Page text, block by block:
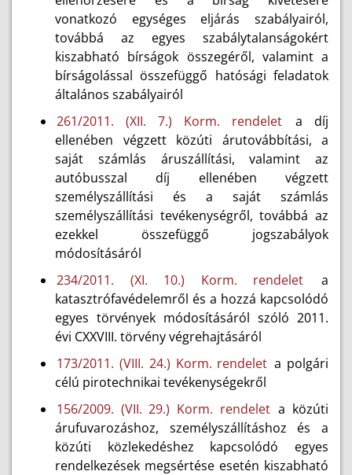
vonatkozó egységes eljárás szabályairól,
továbbá az egyes szabálytalanságokért
kiszabható bírságok összegéről, valamint a
bírságolással összefüggő hatósági feladatok
általános szabályairól
261/2011. (XII. 7.) Korm. rendelet a díj
ellenében végzett közúti árutovábbítási, a
saját számlás áruszállítási, valamint az
autóbusszal díj ellenében végzett
személyszállítási és a saját számlás
személyszállítási tevékenységről, továbbá az
ezekkel összefüggő jogszabályok
módosításáról
234/2011. (XI. 10.) Korm. rendelet
a
katasztrófavédelemről és a hozzá kapcsolódó
egyes törvények módosításáról szóló 2011.
évi CXXVIII. törvény végrehajtásáról
173/2011. (VIII. 24.) Korm. rendelet a polgári
célú pirotechnikai tevékenységekről
156/2009. (VII. 29.) Korm. rendelet a közúti
árufuvarozáshoz, személyszállításhoz és a
közúti közlekedéshez kapcsolódó egyes
rendelkezések megsértése esetén kiszabható